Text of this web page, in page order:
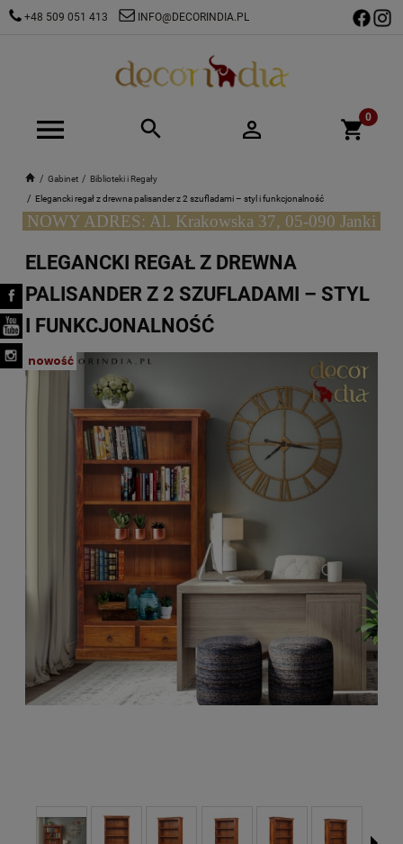
+48 509 051 413 INFO@DECORINDIA.PL
Gabinet
Biblioteki i Regały
Elegancki regał z drewna palisander z 2 szufladami – styl i funkcjonalność
NOWY ADRES: Al. Krakowska 37, 05-090 Janki
ELEGANCKI REGAŁ Z DREWNA
PALISANDER Z 2 SZUFLADAMI – STYL
I FUNKCJONALNOŚĆ
nowość